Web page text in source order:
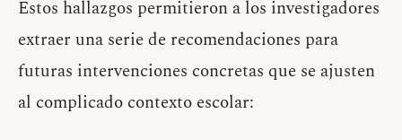
Estos hallazgos permitieron a los investigadores
extraer una serie de recomendaciones para
futuras intervenciones concretas que se ajusten
al complicado contexto escolar: